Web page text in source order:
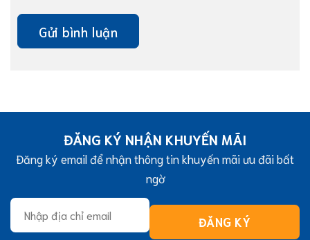
ĐĂNG KÝ NHẬN KHUYẾN MÃI
Đăng ký email để nhận thông tin khuyến mãi ưu đãi bất
ngờ